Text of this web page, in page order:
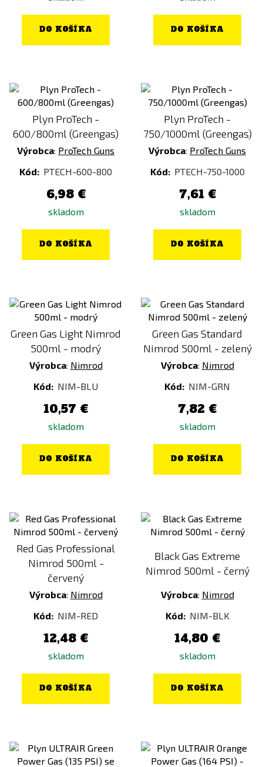
DO KOŠÍKA DO KOŠÍKA
Plyn ProTech -
600/800ml (Greengas)
Výrobca: ProTech Guns
Kód: PTECH-600-800
6,98 €
skladom
DO KOŠÍKA
Plyn ProTech -
750/1000ml (Greengas)
Výrobca: ProTech Guns
Kód: PTECH-750-1000
7,61 €
skladom
DO KOŠÍKA
Green Gas Light Nimrod
500ml - modrý
Výrobca: Nimrod
Kód: NIM-BLU
10,57 €
skladom
DO KOŠÍKA
Green Gas Standard
Nimrod 500ml - zelený
Výrobca: Nimrod
Kód: NIM-GRN
7,82 €
skladom
DO KOŠÍKA
Red Gas Professional
Nimrod 500ml -
červený
Výrobca: Nimrod
Kód: NIM-RED
12,48 €
skladom
DO KOŠÍKA
Black Gas Extreme
Nimrod 500ml - černý
Výrobca: Nimrod
Kód: NIM-BLK
14,80 €
skladom
DO KOŠÍKA